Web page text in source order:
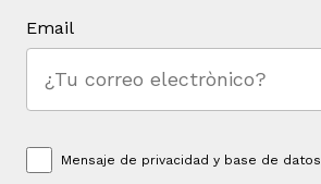
Email
Mensaje de privacidad y base de datos